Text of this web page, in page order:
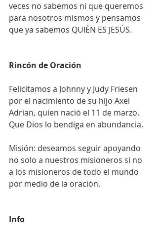
veces no sabemos ni que queremos
para nosotros mismos y pensamos
que ya sabemos QUIÉN ES JESÚS.
Rincón de Oración
Felicitamos a Johnny y Judy Friesen
por el nacimiento de su hijo Axel
Adrian, quien nació el 11 de marzo.
Que Dios lo bendiga en abundancia.
Misión: deseamos seguir apoyando
no solo a nuestros misioneros si no
a los misioneros de todo el mundo
por medio de la oración.
Info